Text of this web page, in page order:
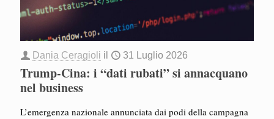
Dania Ceragioli il 31 Luglio 2026
Trump-Cina: i “dati rubati” si annacquano
nel business
L’emergenza nazionale annunciata dai podi della campagna